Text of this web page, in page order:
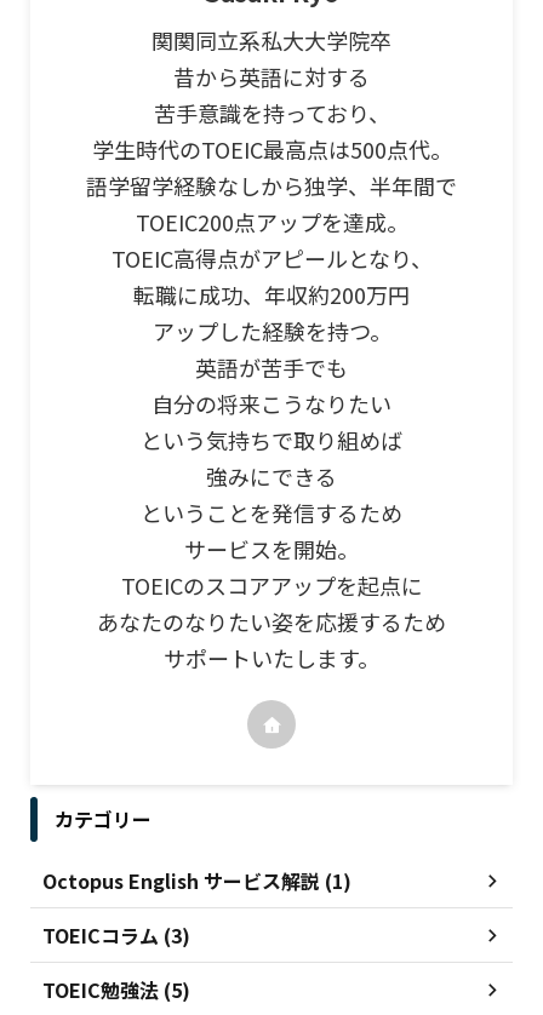
関関同立系私大大学院卒
昔から英語に対する
苦手意識を持っており、
学生時代のTOEIC最高点は500点代。
語学留学経験なしから独学、半年間で
TOEIC200点アップを達成。
TOEIC高得点がアピールとなり、
転職に成功、年収約200万円
アップした経験を持つ。
英語が苦手でも
自分の将来こうなりたい
という気持ちで取り組めば
強みにできる
ということを発信するため
サービスを開始。
TOEICのスコアアップを起点に
あなたのなりたい姿を応援するため
サポートいたします。
カテゴリー
Octopus English サービス解説 (1)
TOEICコラム (3)
TOEIC勉強法 (5)